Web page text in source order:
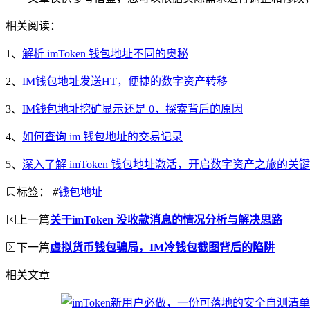
相关阅读：
1、 解析 imToken 钱包地址不同的奥秘
2、 IM钱包地址发送HT，便捷的数字资产转移
3、 IM钱包地址挖矿显示还是 0，探索背后的原因
4、 如何查询 im 钱包地址的交易记录
5、 深入了解 imToken 钱包地址激活，开启数字资产之旅的关
标签： #钱包地址
上一篇关于imToken 没收款消息的情况分析与解决思路
下一篇虚拟货币钱包骗局，IM冷钱包截图背后的陷阱
相关文章